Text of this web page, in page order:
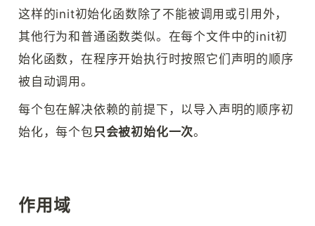
这样的init初始化函数除了不能被调用或引用外，
其他行为和普通函数类似。在每个文件中的init初
始化函数，在程序开始执行时按照它们声明的顺序
被自动调用。
每个包在解决依赖的前提下，以导入声明的顺序初
始化，每个包只会被初始化一次。
作用域